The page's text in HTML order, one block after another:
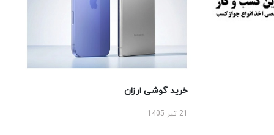
خرید گوشی ارزان